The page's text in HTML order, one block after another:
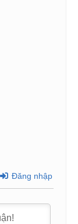
Đăng nhập